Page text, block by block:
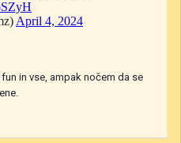
in vse, ampak nočem da se